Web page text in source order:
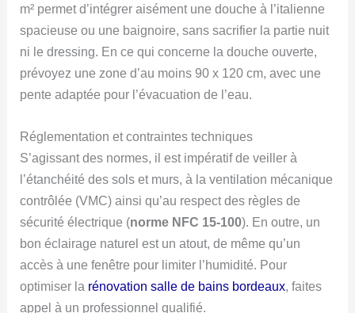
m² permet d’intégrer aisément une douche à l’italienne
spacieuse ou une baignoire, sans sacrifier la partie nuit
ni le dressing. En ce qui concerne la douche ouverte,
prévoyez une zone d’au moins 90 x 120 cm, avec une
pente adaptée pour l’évacuation de l’eau.
Réglementation et contraintes techniques
S’agissant des normes, il est impératif de veiller à
l’étanchéité des sols et murs, à la ventilation mécanique
contrôlée (VMC) ainsi qu’au respect des règles de
sécurité électrique (norme NFC 15-100). En outre, un
bon éclairage naturel est un atout, de même qu’un
accès à une fenêtre pour limiter l’humidité. Pour
optimiser la rénovation salle de bains bordeaux, faites
appel à un professionnel qualifié.